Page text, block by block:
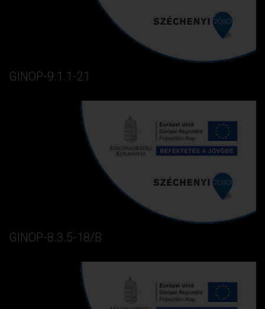
GINOP-9.1.1-21
GINOP-8.3.5-18/B